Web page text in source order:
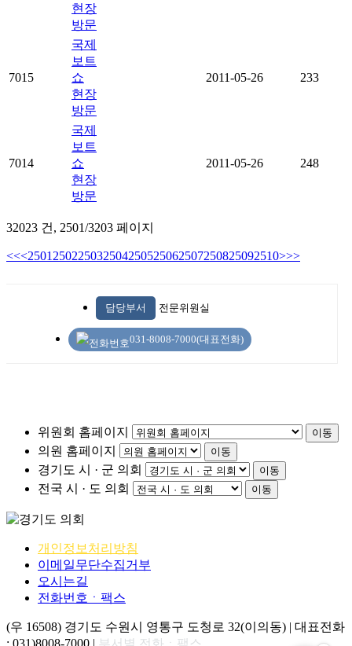
현장
방문
7015
국제
보트
쇼
현장
방문
2011-05-26 233
7014
국제
보트
쇼
현장
방문
2011-05-26 248
32023 건, 2501/3203 페이지
<<<2501 250225032504250525062507250825092510>>>
담당부서 전문위원실
031-8008-7000(대표전화)
위원회 홈페이지 이동
의원 홈페이지 이동
경기도 시 · 군 의회 이동
전국 시 · 도 의회 이동
개인정보처리방침
이메일무단수집거부
오시는길
전화번호ㆍ팩스
(우 16508) 경기도 수원시 영통구 도청로 32(이의동) | 대표전화